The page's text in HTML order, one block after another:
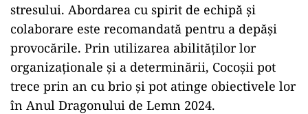
stresului. Abordarea cu spirit de echipă și
colaborare este recomandată pentru a depăși
provocările. Prin utilizarea abilităților lor
organizaționale și a determinării, Cocoșii pot
trece prin an cu brio și pot atinge obiectivele lor
în Anul Dragonului de Lemn 2024.